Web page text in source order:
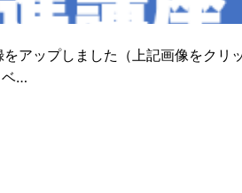
アップしました（上記画像をクリ
ベ…